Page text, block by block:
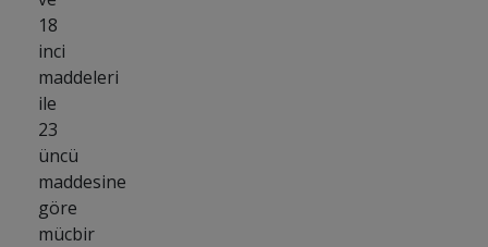
18
inci
maddeleri
ile
23
üncü
maddesine
göre
mücbir